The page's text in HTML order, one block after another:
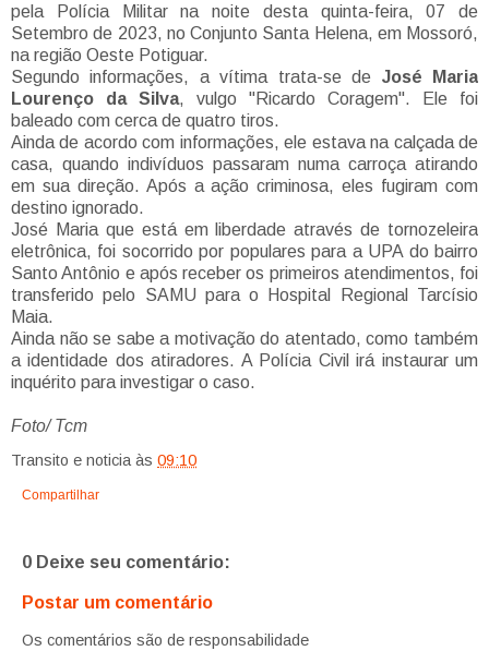
pela Polícia Militar na noite desta quinta-feira, 07 de
Setembro de 2023, no Conjunto Santa Helena, em Mossoró,
na região Oeste Potiguar.
Segundo informações, a vítima trata-se de José Maria
Lourenço da Silva, vulgo "Ricardo Coragem". Ele foi
baleado com cerca de quatro tiros.
Ainda de acordo com informações, ele estava na calçada de
casa, quando indivíduos passaram numa carroça atirando
em sua direção. Após a ação criminosa, eles fugiram com
destino ignorado.
José Maria que está em liberdade através de tornozeleira
eletrônica, foi socorrido por populares para a UPA do bairro
Santo Antônio e após receber os primeiros atendimentos, foi
transferido pelo SAMU para o Hospital Regional Tarcísio
Maia.
Ainda não se sabe a motivação do atentado, como também
a identidade dos atiradores. A Polícia Civil irá instaurar um
inquérito para investigar o caso.
Foto/ Tcm
Transito e noticia às 09:10
Compartilhar
0 Deixe seu comentário:
Postar um comentário
Os comentários são de responsabilidade